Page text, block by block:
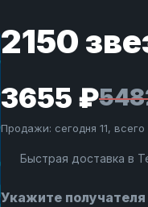
2150
3655 ₽
Продажи: сегодня 11, всего
Быстрая доставка в
Укажите получателя